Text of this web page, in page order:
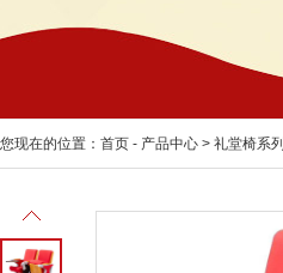
您现在的位置： 首页 - 产品中心 > 礼堂椅系列